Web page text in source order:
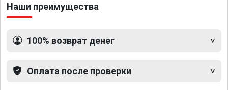
Наши преимущества
100% возврат денег
Оплата после проверки